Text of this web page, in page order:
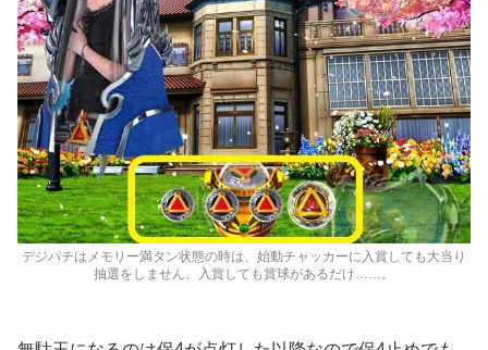
デジパチはメモリー満タン状態の時は、始動チャッカーに入賞しても大当り
抽選をしません。入賞しても賞球があるだけ……。